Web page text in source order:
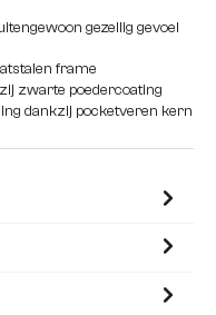
gezellig gevoel
frame
zwarte poedercoating
dankzij pocketveren kern